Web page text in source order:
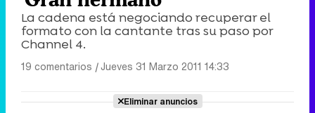
La cadena está negociando recuperar el
formato con la cantante tras su paso por
Channel 4.
19 comentarios |Jueves 31 Marzo 2011 14:33
Eliminar anuncios